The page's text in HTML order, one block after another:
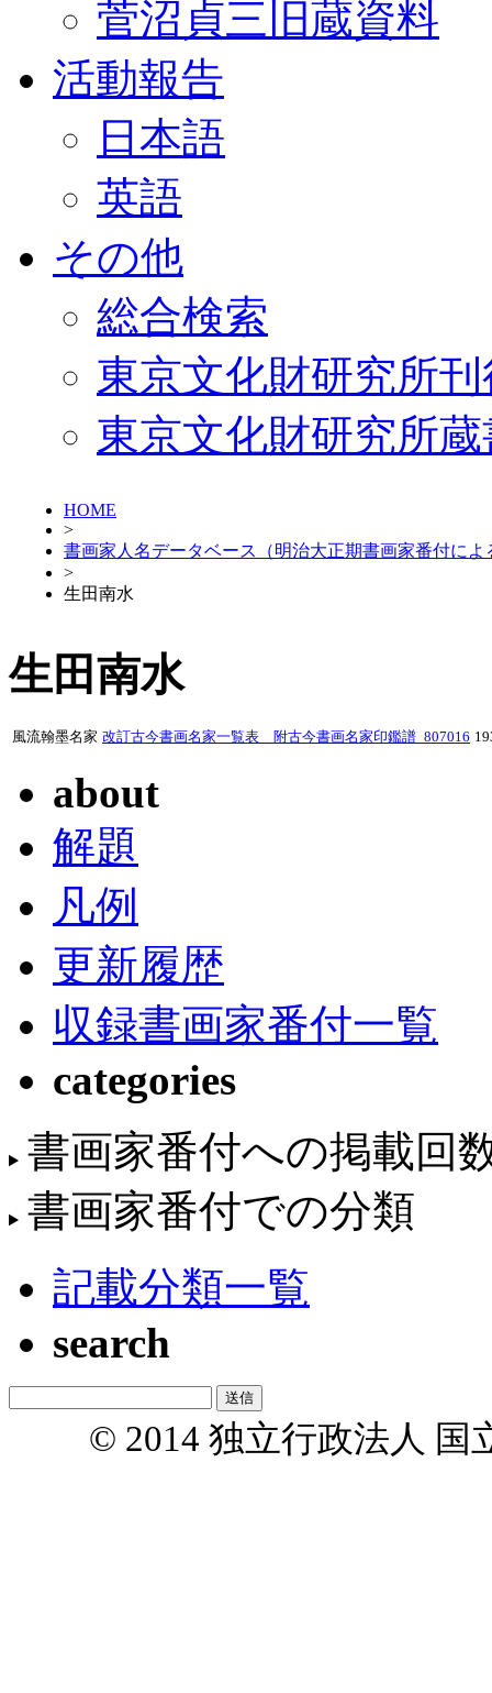
菅沼貞三旧蔵資料
活動報告
日本語
英語
その他
総合検索
東京文化財研究所
東京文化財研究所
HOME
>
書画家人名データベース（明治大正期書画家番付によ
>
生田南水
生田南水
風流翰墨名家 改訂古今書画名家一覧表 附古今書画名家印鑑譜_807016
about
解題
凡例
更新履歴
収録書画家番付一覧
categories
書画家番付への掲載回
書画家番付での分類
記載分類一覧
search
© 2014 独立行政法人 国